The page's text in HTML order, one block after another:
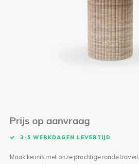
Prijs op aanvraag
3-5 WERKDAGEN LEVERTIJD
Maak kennis met onze prachtige ronde